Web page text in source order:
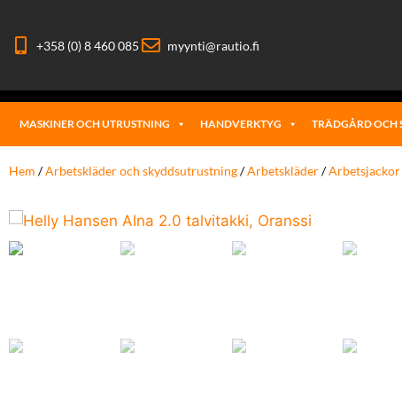
+358 (0) 8 460 085 myynti@rautio.fi
MASKINER OCH UTRUSTNING HANDVERKTYG TRÄDGÅRD OCH
Hem /Arbetskläder och skyddsutrustning/Arbetskläder/Arbetsjackor